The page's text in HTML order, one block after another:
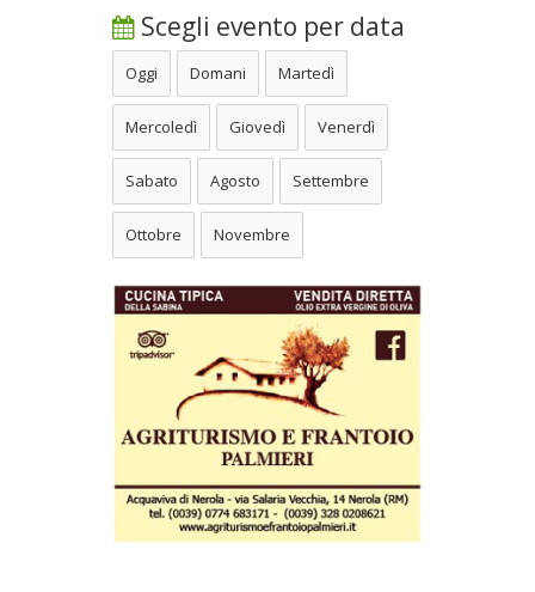
Scegli evento per data
Oggi Domani Martedì
Mercoledì Giovedì Venerdì
Sabato Agosto Settembre
Ottobre Novembre